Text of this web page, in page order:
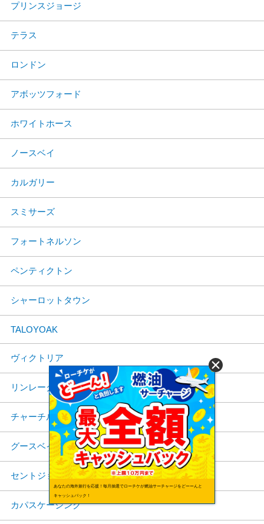
プリンスジョージ
テラス
ロンドン
アボッツフォード
ホワイトホース
ノースベイ
カルガリー
スミサーズ
フォートネルソン
ペンティクトン
シャーロットタウン
TALOYOAK
ヴィクトリア
リンレーク
チャーチル
グースベイ
セントジョーンズ
カパスケーシング
あなたの海外旅行を応援！毎月抽選でローチケが燃油サーチャージをどーーんと
キャッシュバック！